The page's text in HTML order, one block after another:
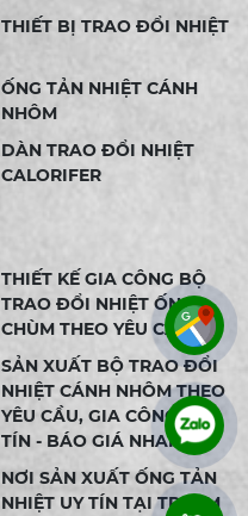
THIẾT BỊ TRAO ĐỔI NHIỆT
ỐNG TẢN NHIỆT CÁNH
NHÔM
DÀN TRAO ĐỔI NHIỆT
CALORIFER
THIẾT KẾ GIA CÔNG BỘ
TRAO ĐỔI NHIỆT ỐNG
CHÙM THEO YÊU CẦU
SẢN XUẤT BỘ TRAO ĐỔI
NHIỆT CÁNH NHÔM THEO
YÊU CẦU, GIA CÔNG UY
TÍN - BÁO GIÁ NHANH
NƠI SẢN XUẤT ỐNG TẢN
NHIỆT UY TÍN TẠI TPHCM